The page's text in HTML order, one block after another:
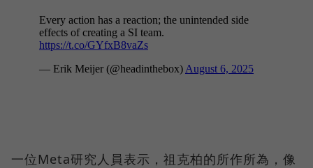
一位Meta研究人員表示，祖克柏的所作所為，像